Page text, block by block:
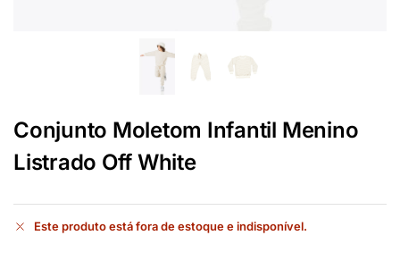
Conjunto Moletom Infantil Menino
Listrado Off White
Este produto está fora de estoque e indisponível.